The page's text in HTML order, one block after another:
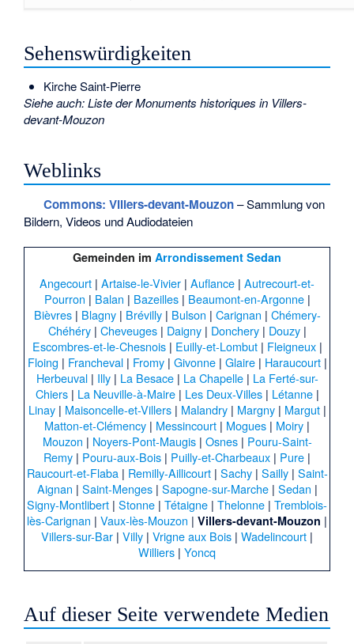
Sehenswürdigkeiten
Kirche Saint-Pierre
Siehe auch:Liste der Monuments historiques in Villers-
devant-Mouzon
Weblinks
Commons: Villers-devant-Mouzon– Sammlung von
Bildern, Videos und Audiodateien
Gemeinden im Arrondissement Sedan
Angecourt | Artaise-le-Vivier | Auflance | Autrecourt-et-
Pourron | Balan | Bazeilles| Beaumont-en-Argonne|
Bièvres| Blagny| Brévilly| Bulson | Carignan | Chémery-
Chéhéry| Cheveuges| Daigny| Donchery| Douzy|
Escombres-et-le-Chesnois| Euilly-et-Lombut| Fleigneux|
Floing | Francheval| Fromy| Givonne| Glaire| Haraucourt|
Herbeuval| Illy| La Besace| La Chapelle| La Ferté-sur-
Chiers| La Neuville-à-Maire| Les Deux-Villes| Létanne|
Linay| Maisoncelle-et-Villers| Malandry| Margny| Margut|
Matton-et-Clémency | Messincourt | Mogues | Moiry |
Mouzon | Noyers-Pont-Maugis| Osnes| Pouru-Saint-
Remy | Pouru-aux-Bois | Puilly-et-Charbeaux | Pure |
Raucourt-et-Flaba| Remilly-Aillicourt| Sachy| Sailly| Saint-
Aignan | Saint-Menges| Sapogne-sur-Marche| Sedan |
Signy-Montlibert | Stonne | Tétaigne | Thelonne | Tremblois-
lès-Carignan | Vaux-lès-Mouzon | Villers-devant-Mouzon |
Villers-sur-Bar | Villy | Vrigne aux Bois | Wadelincourt |
Williers | Yoncq
Auf dieser Seite verwendete Medien